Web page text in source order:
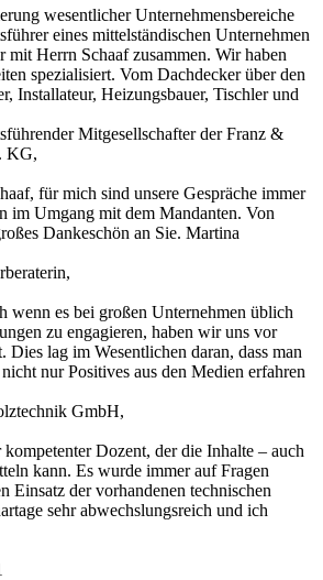
wesentlicher Unternehmensbereiche
eines mittelständischen Unternehmen
mit Herrn Schaaf zusammen. Wir haben
spezialisiert. Vom Dachdecker über den
Installateur, Heizungsbauer, Tischler und
Mitgesellschafter der Franz &
KG,
für mich sind unsere Gespräche immer
im Umgang mit dem Mandanten. Von
Dankeschön an Sie. Martina
wenn es bei großen Unternehmen üblich
zu engagieren, haben wir uns vor
Dies lag im Wesentlichen daran, dass man
nur Positives aus den Medien erfahren
GmbH,
Dozent, der die Inhalte – auch
kann. Es wurde immer auf Fragen
Einsatz der vorhandenen technischen
sehr abwechslungsreich und ich